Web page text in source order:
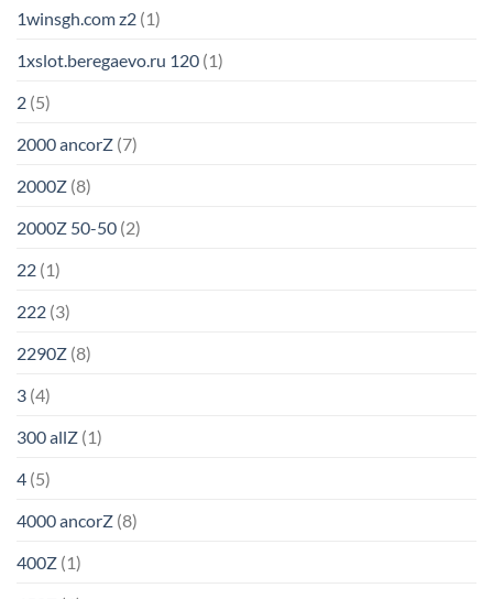
1winsgh.com z2 (1)
1xslot.beregaevo.ru 120 (1)
2 (5)
2000 ancorZ (7)
2000Z (8)
2000Z 50-50 (2)
22 (1)
222 (3)
2290Z (8)
3 (4)
300 allZ (1)
4 (5)
4000 ancorZ (8)
400Z (1)